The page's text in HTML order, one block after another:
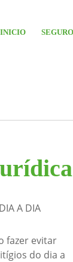
INICIO
A DIA
fazer evitar
do dia a